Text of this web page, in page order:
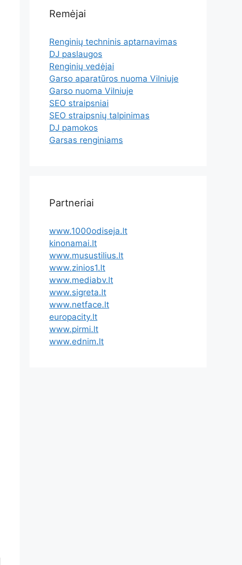
Remėjai
Renginių techninis aptarnavimas
DJ paslaugos
Renginių vedėjai
Garso aparatūros nuoma Vilniuje
Garso nuoma Vilniuje
SEO straipsniai
SEO straipsnių talpinimas
DJ pamokos
Garsas renginiams
Partneriai
www.1000odiseja.lt
kinonamai.lt
www.musustilius.lt
www.zinios1.lt
www.mediabv.lt
www.sigreta.lt
www.netface.lt
europacity.lt
www.pirmi.lt
www.ednim.lt